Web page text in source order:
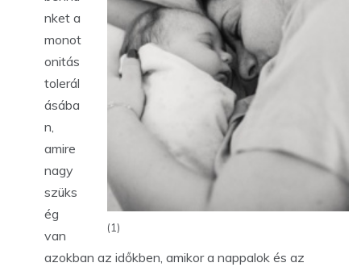
(1)
nket a
monot
onitás
tolerál
ásába
n,
amire
nagy
szüks
ég
van
azokban az időkben, amikor a nappalok és az